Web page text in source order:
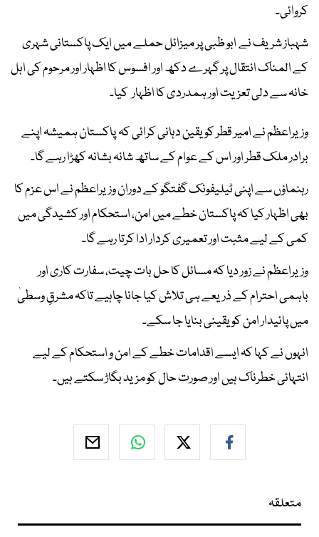
کروائی۔
شہباز شریف نے ابو ظبی پر میزائل حملے میں ایک پاکستانی شہری
کے المناک انتقال پر گہرے دکھ اور افسوس کا اظہار اور مرحوم کی اہل
خانہ سے دلی تعزیت اور ہمدردی کا اظہار کیا۔
وزیراعظم نے امیر قطر کو یقین دہانی کرائی کہ پاکستان ہمیشہ اپنے
برادر ملک قطر اور اس کے عوام کے ساتھ شانہ بشانہ کھڑا رہے گا۔
رہنماؤں سے اپنی ٹیلیفونک گفتگو کے دوران وزیراعظم نے اس عزم کا
بھی اظہار کیا کہ پاکستان خطے میں امن، استحکام اور کشیدگی میں
کمی کے لیے مثبت اور تعمیری کردار ادا کرتا رہے گا۔
وزیراعظم نے زور دیا کہ مسائل کا حل بات چیت، سفارت کاری اور
باہمی احترام کے ذریعے ہی تلاش کیا جانا چاہیے تاکہ مشرقِ وسطیٰ
میں پائیدار امن کو یقینی بنایا جا سکے۔
انہوں نے کہا کہ ایسے اقدامات خطے کے امن و استحکام کے لیے
انتہائی خطرناک ہیں اور صورت حال کو مزید بگاڑ سکتے ہیں۔
متعلقہ